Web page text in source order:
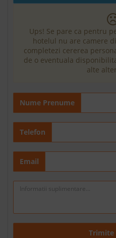
Ups! Se pare ca pentru
hotelul nu are camere
completezi cererea
de o eventuala
alte
Nume Prenume
Telefon
Email
Trimite